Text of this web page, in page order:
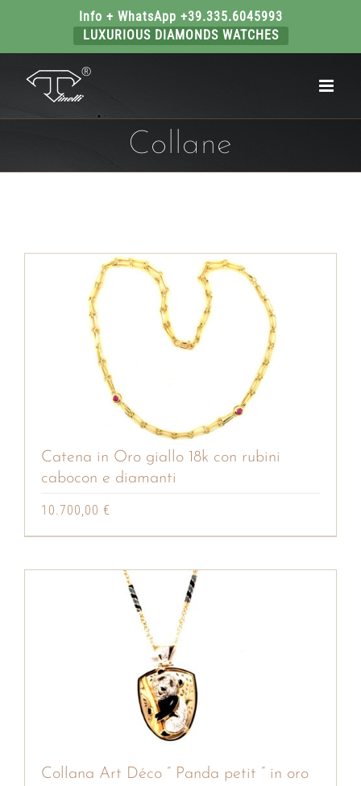
Info + WhatsApp +39.335.6045993
LUXURIOUS DIAMONDS WATCHES
contenuto
Collane
Catena in Oro giallo 18k con rubini
cabocon e diamanti
10.700,00 €
Collana Art Déco ” Panda petit ” in oro